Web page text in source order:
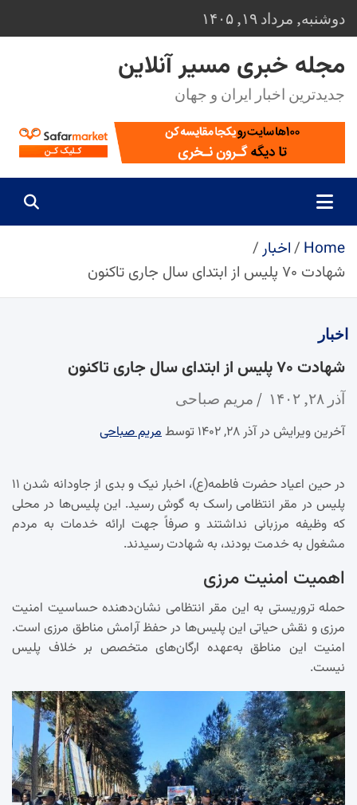
to
content
دوشنبه, مرداد ۱۹, ۱۴۰۵
مجله خبری مسیر آنلاین
جدیدترین اخبار ایران و جهان
Home
اخبار
شهادت ۷۰ پلیس از ابتدای سال جاری تاکنون
اخبار
شهادت ۷۰ پلیس از ابتدای سال جاری تاکنون
آذر ۲۸, ۱۴۰۲ مریم صباحی
آخرین ویرایش در آذر ۲۸, ۱۴۰۲ توسط مریم صباحی
در حین اعیاد حضرت فاطمه(ع)، اخبار نیک و بدی از جاودانه شدن ۱۱
پلیس در مقر انتظامی راسک به گوش رسید. این پلیس‌ها در محلی
که وظیفه مرزبانی نداشتند و صرفاً جهت ارائه خدمات به مردم
مشغول به خدمت بودند، به شهادت رسیدند.
اهمیت امنیت مرزی
حمله تروریستی به این مقر انتظامی نشان‌دهنده حساسیت امنیت
مرزی و نقش حیاتی این پلیس‌ها در حفظ آرامش مناطق مرزی است.
امنیت این مناطق به‌عهده ارگان‌های متخصص بر خلاف پلیس
نیست.